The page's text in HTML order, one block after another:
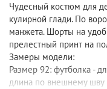
Чудесный костюм для
кулирной глади. По
манжета. Шорты на
прелестный принт на
Замеры модели:
Размер 92: футболка -
длина по внешнему шву